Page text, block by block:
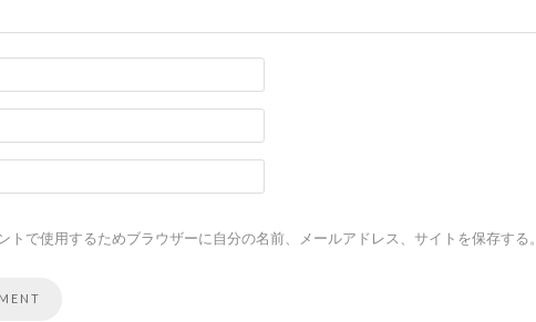
トで使用するためブラウザーに自分の名前、メールアドレス、サイトを保存する。